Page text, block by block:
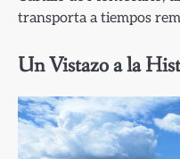
transporta a tiempos
Un Vistazo a la